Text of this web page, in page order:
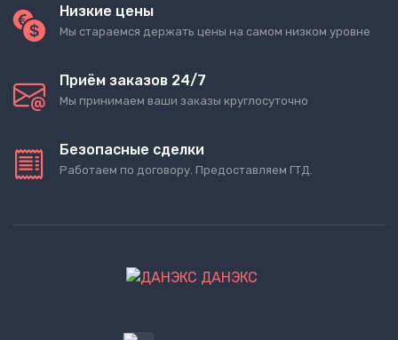
Низкие цены
Мы стараемся держать цены на самом низком уровне
Приём заказов 24/7
Мы принимаем ваши заказы круглосуточно
Безопасные сделки
Работаем по договору. Предоставляем ГТД.
ДАНЭКС